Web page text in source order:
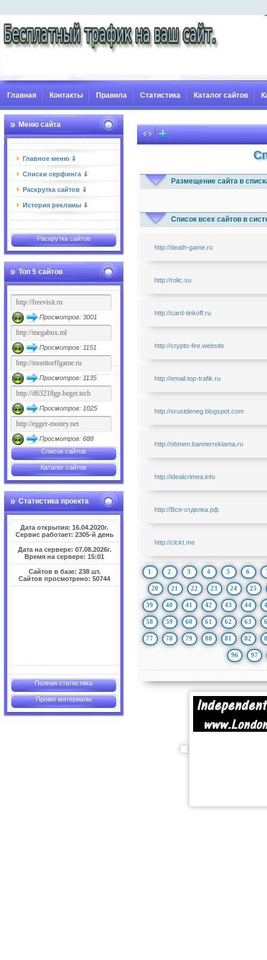
Главная Контакты Правила Статистика Каталог сайтов
Меню сайта
Главное меню ⇓
Списки серфинга ⇓
Раскрутка сайтов ⇓
История рекламы ⇓
Раскрутка сайтов
Топ 5 сайтов
Просмотров: 3001
Просмотров: 1151
Просмотров: 1135
Просмотров: 1025
Просмотров: 688
Список сайтов
Каталог сайтов
Статистика проекта
Дата открытия: 16.04.2020г.
Сервис работает: 2305-й день
Дата на сервере: 07.08.2026г.
Время на сервере: 15:01
Сайтов в базе: 238 шт.
Сайтов просмотрено: 50744
Полная статистика
Промо материалы
Размещение сайта в
Список всех сайтов в
http://death-game.ru
http://rolic.su
http://card-tinkoff.ru
http://crypto-fire.website
http://email.top-trafik.ru
http://xrustdeneg.blogspot.com
http://obmen.bannerreklama.ru
http://idealcrimea.info
http://Вся-отделка.рф
http://clckt.me
1 2 3 4 5 6
20 21 22 23 24 25
39 40 41 42 43 44
58 59 60 61 62 63
77 78 79 80 81 82
96 97